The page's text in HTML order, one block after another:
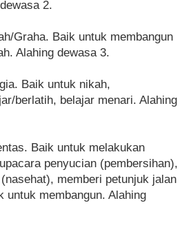
2.
Graha. Baik untuk membangun
Alahing dewasa 3.
Baik untuk nikah,
berlatih, belajar menari. Alahing
Baik untuk melakukan
penyucian (pembersihan),
memberi petunjuk jalan
untuk membangun. Alahing